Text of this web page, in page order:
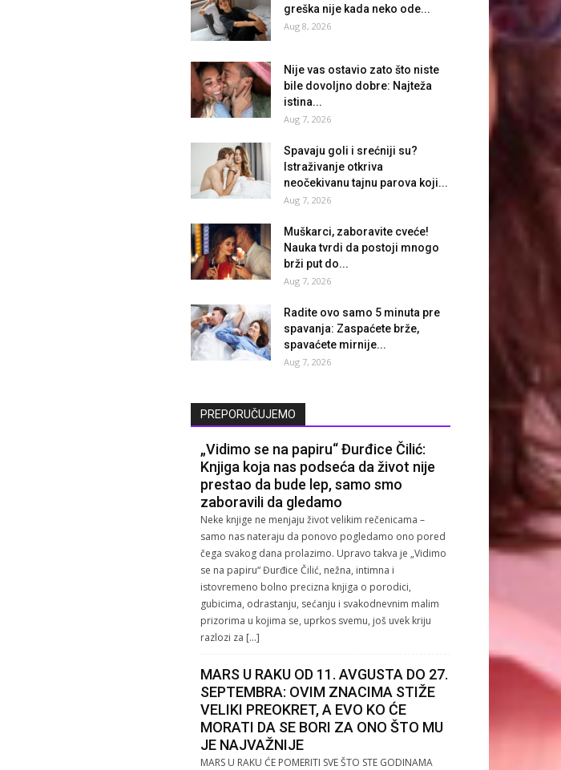
greška nije kada neko ode...
Aug 8, 2026
Nije vas ostavio zato što niste
bile dovoljno dobre: Najteža
istina...
Aug 7, 2026
Spavaju goli i srećniji su?
Istraživanje otkriva
neočekivanu tajnu parova koji...
Aug 7, 2026
Muškarci, zaboravite cveće!
Nauka tvrdi da postoji mnogo
brži put do...
Aug 7, 2026
Radite ovo samo 5 minuta pre
spavanja: Zaspaćete brže,
spavaćete mirnije...
Aug 7, 2026
PREPORUČUJEMO
„Vidimo se na papiru“ Đurđice Čilić:
Knjiga koja nas podseća da život nije
prestao da bude lep, samo smo
zaboravili da gledamo
Neke knjige ne menjaju život velikim rečenicama –
samo nas nateraju da ponovo pogledamo ono pored
čega svakog dana prolazimo. Upravo takva je „Vidimo
se na papiru“ Đurđice Čilić, nežna, intimna i
istovremeno bolno precizna knjiga o porodici,
gubicima, odrastanju, sećanju i svakodnevnim malim
prizorima u kojima se, uprkos svemu, još uvek kriju
razlozi za […]
MARS U RAKU OD 11. AVGUSTA DO 27.
SEPTEMBRA: OVIM ZNACIMA STIŽE
VELIKI PREOKRET, A EVO KO ĆE
MORATI DA SE BORI ZA ONO ŠTO MU
JE NAJVAŽNIJE
MARS U RAKU ĆE POMERITI SVE ŠTO STE GODINAMA